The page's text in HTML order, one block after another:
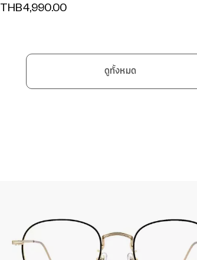
THB4,990.00
ดูทั้งหมด